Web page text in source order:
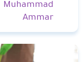
Muhammad
Ammar